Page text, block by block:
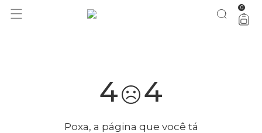
você merece 30% OFF pra comemorar com a gente aproveita! 0
4 4
Poxa, a página que você tá